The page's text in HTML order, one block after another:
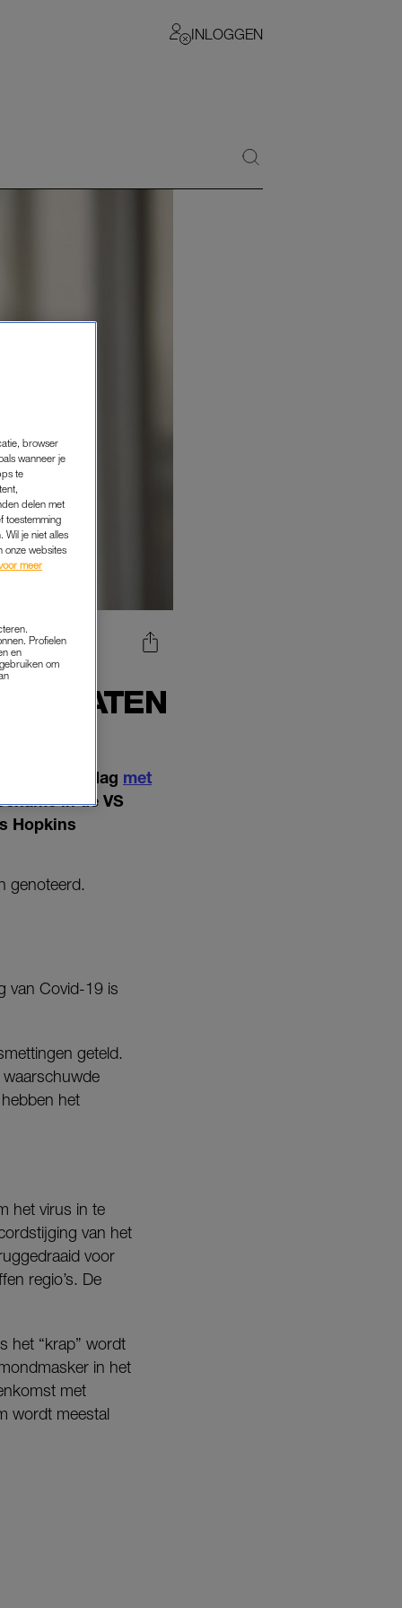
INLOGGEN
STATEN
afgelopen dag met
in de VS
Hopkins
genoteerd.
van Covid-19 is
geteld.
waarschuwde
het
het virus in te
van het
voor
regio’s. De
het “krap” wordt
in het
met
wordt meestal
browser
wanneer je
te
delen met
toestemming
Wil je niet alles
onze websites
meer
Profielen
en
om